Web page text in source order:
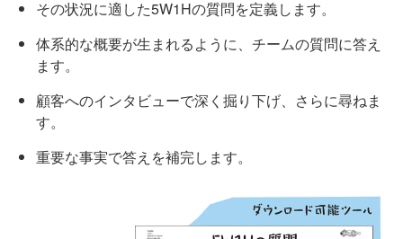
その状況に適した5W1Hの質問を定義します。
体系的な概要が生まれるように、チームの質問に答え
ます。
顧客へのインタビューで深く掘り下げ、さらに尋ねま
す。
重要な事実で答えを補完します。